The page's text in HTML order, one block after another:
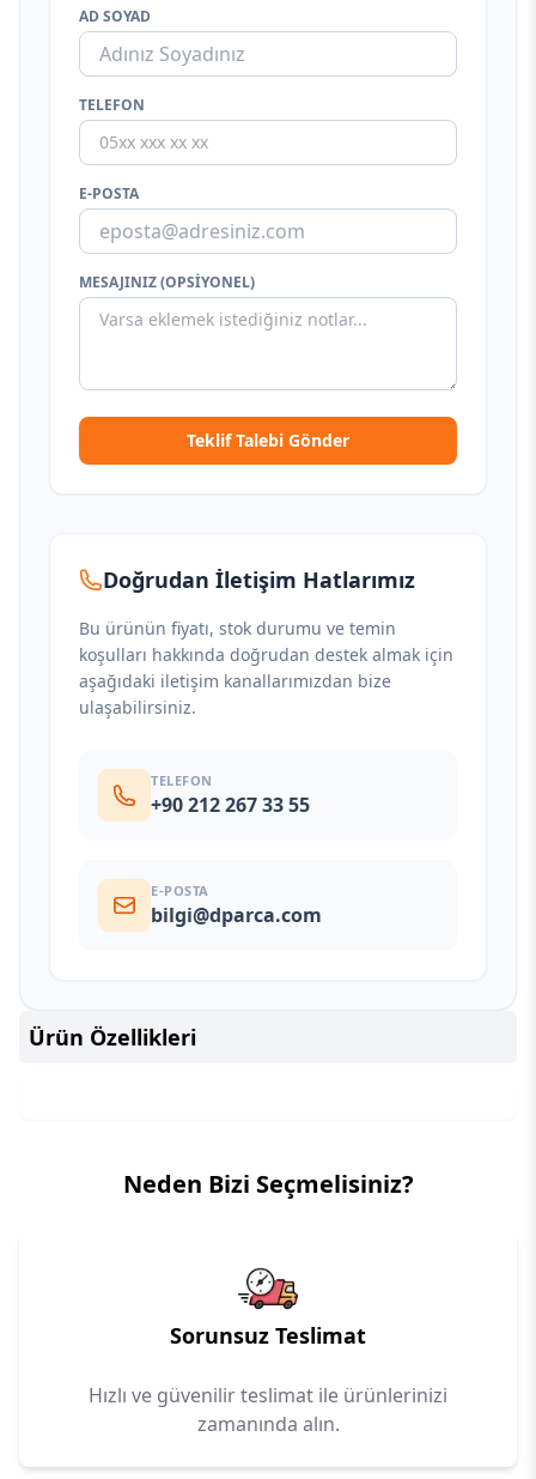
AD SOYAD
TELEFON
E-POSTA
MESAJINIZ (OPSIYONEL)
Teklif Talebi Gönder
Doğrudan İletişim Hatlarımız
Bu ürünün fiyatı, stok durumu ve temin
koşulları hakkında doğrudan destek almak için
aşağıdaki iletişim kanallarımızdan bize
ulaşabilirsiniz.
TELEFON
+90 212 267 33 55
E-POSTA
bilgi@dparca.com
Ürün Özellikleri
Neden Bizi Seçmelisiniz?
Sorunsuz Teslimat
Hızlı ve güvenilir teslimat ile ürünlerinizi
zamanında alın.